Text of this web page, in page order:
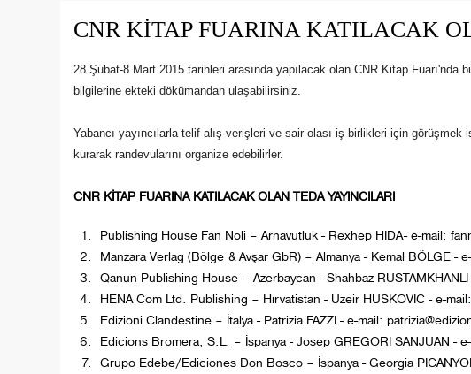
CNR KİTAP FUARINA KATILACAK
28 Şubat-8 Mart 2015 tarihleri arasında yapılacak olan CNR Kitap Fuarı'nda
bilgilerine ekteki dökümandan ulaşabilirsiniz.
Yabancı yayıncılarla telif alış-verişleri ve sair olası iş birlikleri için
kurarak randevularını organize edebilirler.
CNR KİTAP FUARINA KATILACAK OLAN TEDA YAYINCILARI
Publishing House Fan Noli – Arnavutluk - Rexhep HIDA- e-mail:
Manzara Verlag (Bölge & Avşar GbR) – Almanya - Kemal BÖLGE -
Qanun Publishing House – Azerbaycan - Shahbaz
HENA Com Ltd. Publishing – Hırvatistan - Uzeir HUSKOVIC - e-mail:
Edizioni Clandestine – İtalya - Patrizia FAZZI - e-mail:
Edicions Bromera, S.L. – İspanya - Josep GREGORI SANJUAN -
Grupo Edebe/Ediciones Don Bosco – İspanya - Georgia